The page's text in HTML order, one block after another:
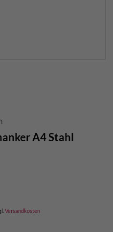
A4 Stahl
Versandkosten